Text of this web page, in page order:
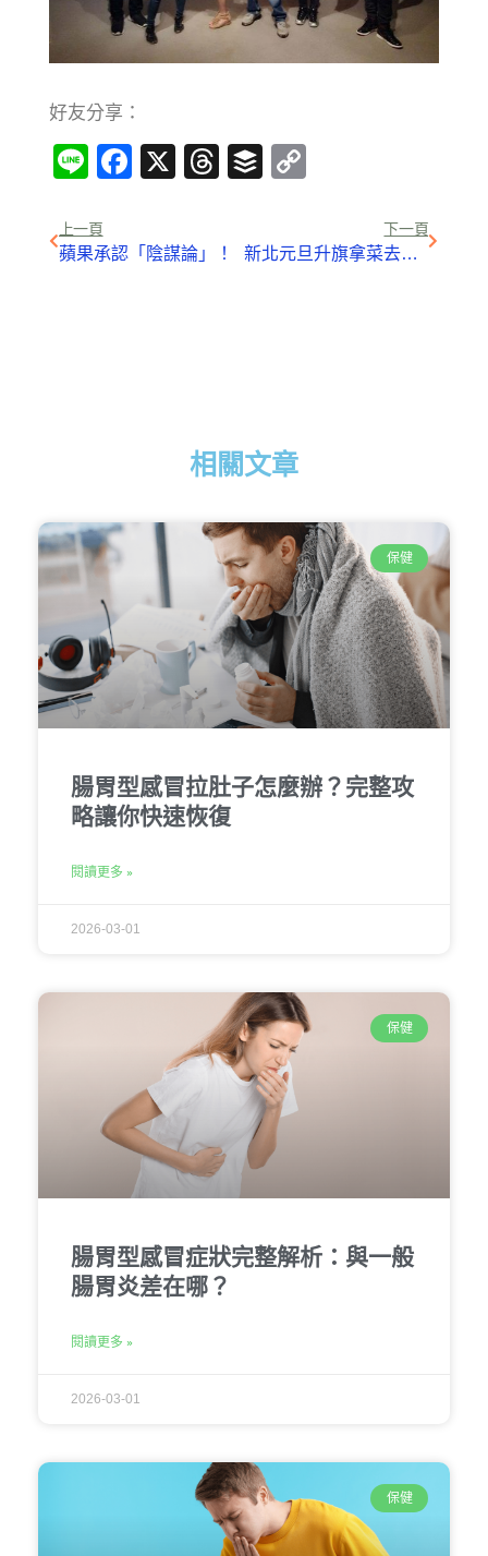
好友分享：
LineFacebook
X Threads
Buffer
上一頁
蘋果承認「陰謀論」！
下一頁
新北元旦升旗拿菜去 健走闖關財神當關主
相關文章
保健
腸胃型感冒拉肚子怎麼辦？完整攻
略讓你快速恢復
閱讀更多 »
2026-03-01
保健
腸胃型感冒症狀完整解析：與一般
腸胃炎差在哪？
閱讀更多 »
2026-03-01
保健